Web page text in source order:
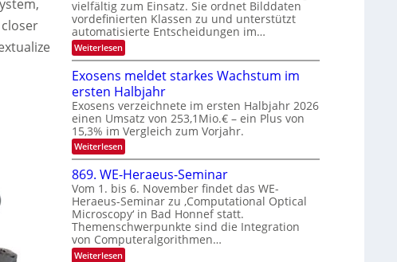
e
c
h
T
k
s
f
d
e
r
V
I
S
I
O
N
0
2
6
z
u
E
l
k
t
r
o
n
i
k
-
u
n
d
B
vielfältig zum Einsatz. Sie ordnet Bilddaten
vordefinierten Klassen zu und unterstützt
automatisierte Entscheidungen im…
Weiterlesen:
W
n
n
d
i
e
K
I
m
i
t
d
e
n
k
t
Exosens meldet starkes Wachstum im
ersten Halbjahr
Exosens verzeichnete im ersten Halbjahr 2026
einen Umsatz von 253,1Mio.€ – ein Plus von
15,3% im Vergleich zum Vorjahr.
Weiterlesen:
E
x
o
s
e
n
s
m
e
l
869. WE-Heraeus-Seminar
Vom 1. bis 6. November findet das WE-
Heraeus-Seminar zu ‚Computational Optical
Microscopy‘ in Bad Honnef statt.
Themenschwerpunkte sind die Integration
von Computeralgorithmen…
Weiterlesen: